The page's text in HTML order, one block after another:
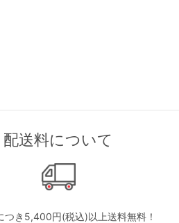
配送料について
つき5,400円(税込)以上送料無料！